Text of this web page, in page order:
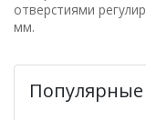
отверстиями
мм.
Популярные